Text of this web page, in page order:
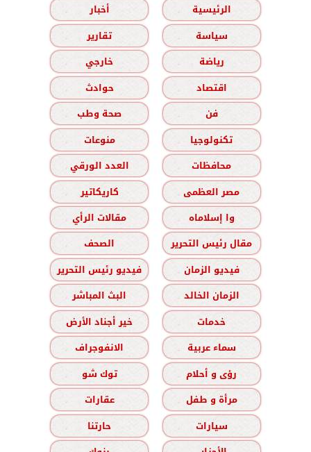
الرئيسية
أخبار
سياسة
تقارير
رياضة
خارجي
اقتصاد
حوادث
فن
صحة وطب
تكنولوجيا
منوعات
محافظات
العدد الورقي
مصر العظمى
كاريكاتير
وا إسلاماه
مقالات الرأي
مقال رئيس التحرير
الصحف
فيديو الزمان
فيديو رئيس التحرير
الزمان الخالد
البث المباشر
خدمات
خير أجناد الأرض
سماء عربية
الانفوجراف
رؤى و أحلام
توك شو
مرأة و طفل
عقارات
سيارات
حارتنا